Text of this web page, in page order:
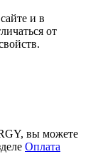
и в
от
вы можете
Оплата